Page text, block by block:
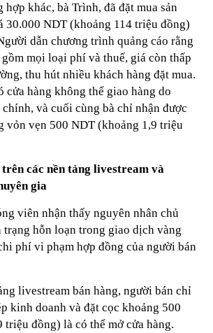
hợp khác, bà Trình, đã đặt mua sản
30.000 NDT (khoảng 114 triệu đồng)
dẫn chương trình quảng cáo rằng
gồm mọi loại phí và thuế, giá còn thấp
thu hút nhiều khách hàng đặt mua.
cửa hàng không thể giao hàng do
và cuối cùng bà chỉ nhận được
vỏn vẹn 500 NDT (khoảng 1,9 triệu
các nền tảng livestream và
gia
viên nhận thấy nguyên nhân chủ
trạng hỗn loạn trong giao dịch vàng
phí vi phạm hợp đồng của người bán
livestream bán hàng, người bán chỉ
kinh doanh và đặt cọc khoảng 500
triệu đồng) là có thể mở cửa hàng.